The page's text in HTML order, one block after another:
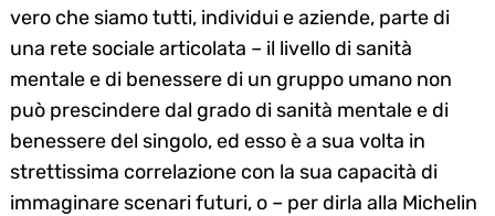
vero che siamo tutti, individui e aziende, parte di
una rete sociale articolata – il livello di sanità
mentale e di benessere di un gruppo umano non
può prescindere dal grado di sanità mentale e di
benessere del singolo, ed esso è a sua volta in
strettissima correlazione con la sua capacità di
immaginare scenari futuri, o – per dirla alla Michelin